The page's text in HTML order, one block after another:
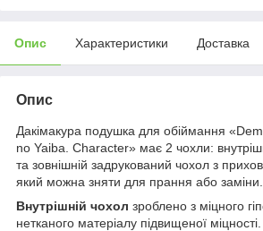
Опис Характеристики Доставка
Опис
Дакімакура подушка для обіймання
no Yaiba. Character» має 2 чохли:
та зовнішній задрукований чохол з
який можна зняти для прання або заміни.
Внутрішній чохол зроблено з міцного
нетканого матеріалу підвищеної